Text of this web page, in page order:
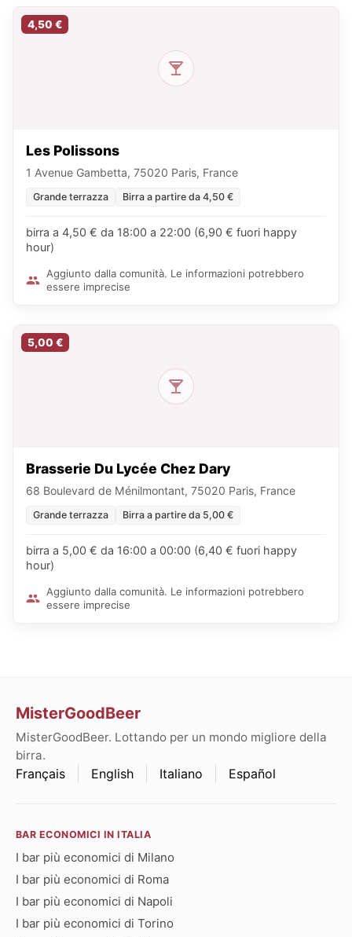
4,50 €
Les Polissons
1 Avenue Gambetta, 75020 Paris, France
Grande terrazza Birra a partire da 4,50 €
birra a 4,50 € da 18:00 a 22:00 (6,90 € fuori happy
hour)
Aggiunto dalla comunità. Le informazioni potrebbero
essere imprecise
5,00 €
Brasserie Du Lycée Chez Dary
68 Boulevard de Ménilmontant, 75020 Paris, France
Grande terrazza Birra a partire da 5,00 €
birra a 5,00 € da 16:00 a 00:00 (6,40 € fuori happy
hour)
Aggiunto dalla comunità. Le informazioni potrebbero
essere imprecise
MisterGoodBeer
MisterGoodBeer. Lottando per un mondo migliore della
birra.
Français English Italiano Español
BAR ECONOMICI IN ITALIA
I bar più economici di Milano
I bar più economici di Roma
I bar più economici di Napoli
I bar più economici di Torino